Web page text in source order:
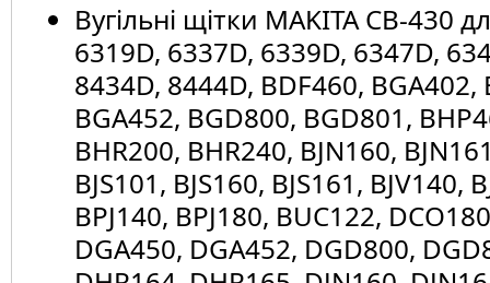
Вугільні щітки MAKITA CB-430
6319D, 6337D, 6339D, 6347D,
8434D, 8444D, BDF460, BGA402,
BGA452, BGD800, BGD801,
BHR200, BHR240, BJN160,
BJS101, BJS160, BJS161, BJV140,
BPJ140, BPJ180, BUC122,
DGA450, DGA452, DGD800,